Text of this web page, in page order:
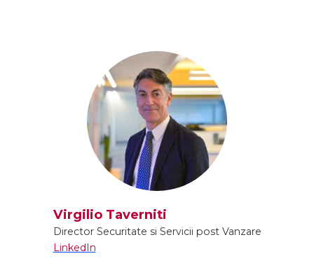
Virgilio Taverniti
Director Securitate si Servicii post Vanzare
LinkedIn